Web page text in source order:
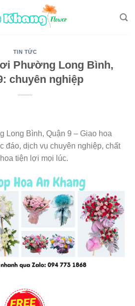
TIN TỨC
Phường Long Bình,
chuyên nghiệp
Long Bình, Quận 9 – Giao hoa
đáo, dịch vụ chuyên nghiệp, chất
tiện lợi mọi lúc.